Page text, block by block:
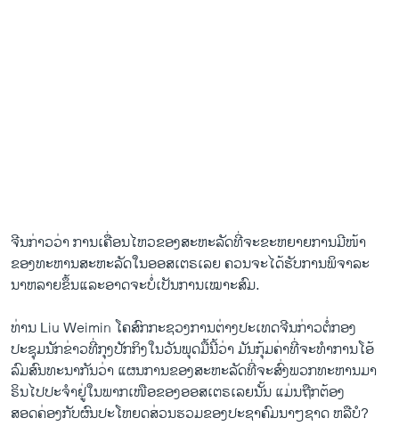
ຈີນ​ກ່າວ​ວ່າ ການ​ເຄື່ອນ​ໄຫວ​ຂອງ​ສະຫະລັດ​ທີ່​ຈະ​ຂະຫຍາຍ​ການ​ມີໜ້າ
ຂອງ​ທະຫານ​ສະຫະລັດ​ໃນ​ອອສ​ເຕຣ​ເລຍ​ ຄວນ​ຈະ​ໄດ້​ຮັບ​ການ​ພິຈາລະ
ນາ​ຫລາຍ​ຂຶ້ນ​ແລະ​ອາດ​ຈະ​ບໍ່​ເປັນ​ການເໝາະ​ສົມ.
ທ່ານ Liu Weimin ​ໂຄສົກ​ກະຊວງ​ການ​ຕ່າງປະ​ເທດ​ຈີນ​ກ່າວ​ຕໍ່ກອງ​
ປະຊຸມ​ນັກ​ຂ່າວ​ທີ່​ກຸງ​ປັກ​ກິ​ງ​ໃນ​ວັນ​ພຸດ​ມື້​ນີ້ວ່າ ມັນ​ກຸ້ມ​ຄ່າ​ທີ່​ຈະ​ທໍາ​ການ​ໂອ້​
ລົມ​ສົນທະນາ​ກັນ​ວ່າ ​ແຜນການ​ຂອງ​ສະຫະລັດ​ທີ່​ຈະ​ສົ່ງ​ພວກທະຫານ​ມາ
ຣິນ​ໄປ​ປະ​ຈໍາ​ຢູ່​ໃນ​ພາກ​ເໜືອ​ຂອງ​ອອສ​ເຕຣ​ເລຍ​ນັ້ນ​ ແມ່ນ​ຖືກຕ້ອງ​
ສອດຄ່ອງ​ກັບຜົນ​ປະ​ໂຫຍ​ດສ່ວນ​ຮວມຂອງ​ປະຊາ​ຄົມນາໆ​ຊາດ​ ​ຫລື​ບໍ?